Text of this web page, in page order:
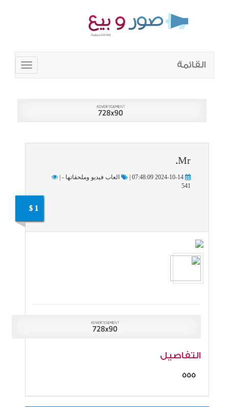
Toggle
navigation
القائمة
العاب فيديو وملحقاتها - |
التفاصيل